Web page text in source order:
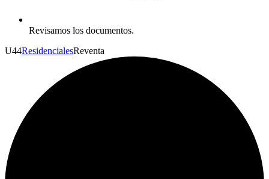
Revisamos los documentos.
U44ResidencialesReventa